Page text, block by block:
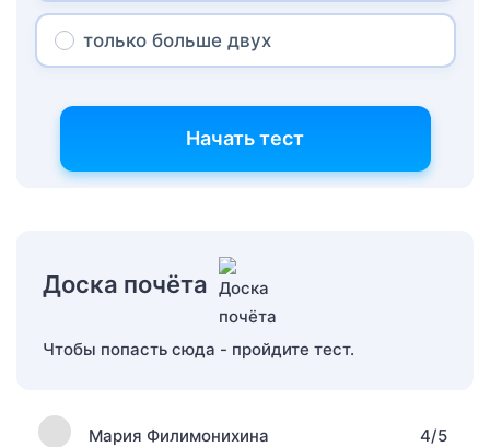
только больше двух
Начать тест
Доска почёта
Чтобы попасть сюда - пройдите тест.
Мария Филимонихина 4/5